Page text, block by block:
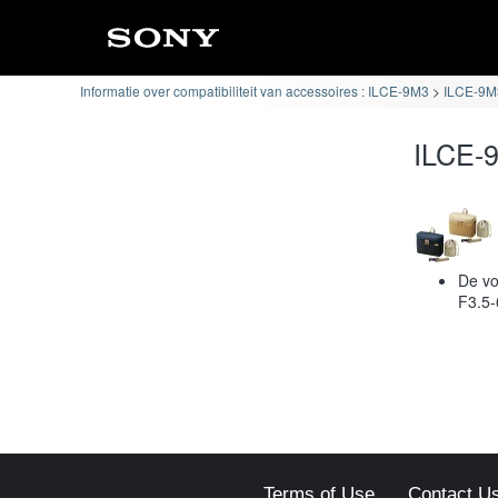
Informatie over compatibiliteit van accessoires : ILCE-9M3 ILCE-
ILCE-
De